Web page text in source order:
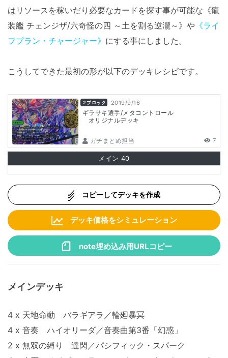
はリソースを稼いだり必要なカードを探す事が可能な《龍
装艦 チェンジザ/六奇怪の四 ～土を割る逆瀧～》や 《ライ
フプラン・チャージャー》 にする事にしました。
こうしてできた最初の形が以下のデッキレシピです。
２ブロック 2019/9/16
ギラサキ選手/メタコントロール
オリジナルデッキ
ガチまとめ担当 7
メイン 40
コピーしてデッキを作成
デッキ価格をシミュレーション
note埋め込み用URLコピー
メインデッキ
4 x 天地命動 バラギアラ／輪廻暴冥
4 x 音奏 ハイオリーダ／音奏曲第3番「幻惑」
2 x 無双の縛り 達閃／パシフィック・スパーク